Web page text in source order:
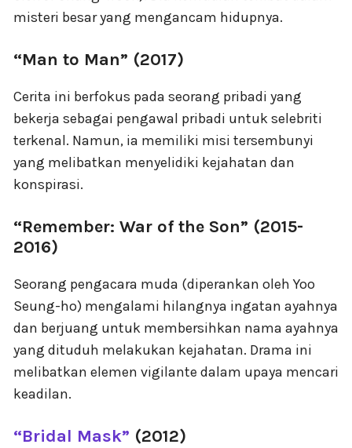
misteri besar yang mengancam hidupnya.
“Man to Man” (2017)
Cerita ini berfokus pada seorang pribadi yang
bekerja sebagai pengawal pribadi untuk selebriti
terkenal. Namun, ia memiliki misi tersembunyi
yang melibatkan menyelidiki kejahatan dan
konspirasi.
“Remember: War of the Son” (2015-
2016)
Seorang pengacara muda (diperankan oleh Yoo
Seung-ho) mengalami hilangnya ingatan ayahnya
dan berjuang untuk membersihkan nama ayahnya
yang dituduh melakukan kejahatan. Drama ini
melibatkan elemen vigilante dalam upaya mencari
keadilan.
“Bridal Mask” (2012)